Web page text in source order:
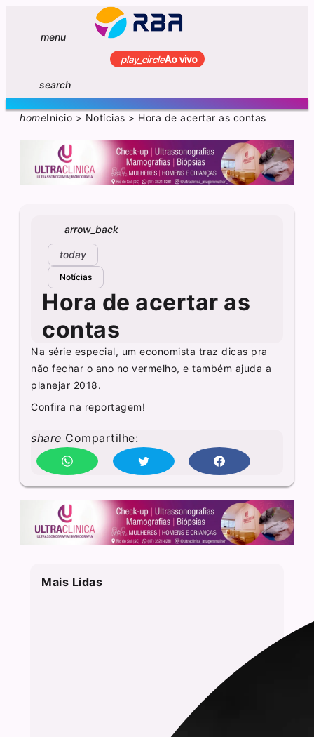
menu
play_circleAo vivo
search
homeInício > Notícias > Hora de acertar as contas
arrow_back
today
Notícias
Hora de acertar as
contas
Na série especial, um economista traz dicas pra
não fechar o ano no vermelho, e também ajuda a
planejar 2018.
Confira na reportagem!
share Compartilhe:
Mais Lidas